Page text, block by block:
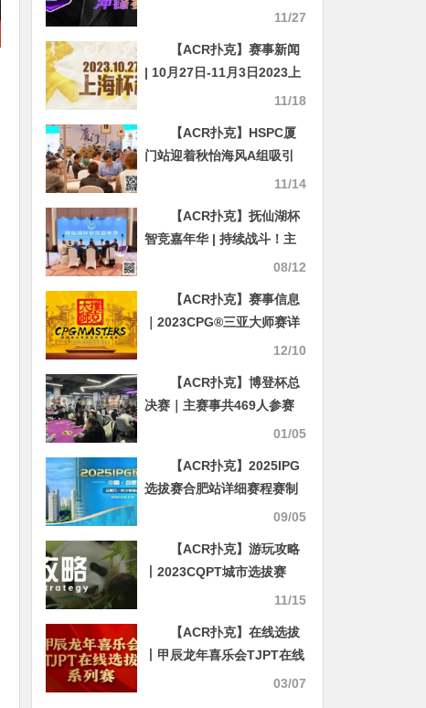
11/27
【ACR扑克】赛事新闻
| 10月27日-11月3日2023上
海杯SHPC®秋季系列赛赛程
11/18
【ACR扑克】HSPC厦
门站迎着秋怡海风A组吸引
180人参赛50人晋级，沈东
11/14
【ACR扑克】抚仙湖杯
智竞嘉年华 | 持续战斗！主
赛第一轮B组61人参战，蔡
08/12
【ACR扑克】赛事信息
｜2023CPG®三亚大师赛详
12/10
【ACR扑克】博登杯总
决赛｜主赛事共469人参赛
107人晋级 卓国栋/周兆祥领
01/05
【ACR扑克】2025IPG
选拔赛合肥站详细赛程赛制
及参赛须知发布（更新版）
09/05
【ACR扑克】游玩攻略
丨2023CQPT城市选拔赛
【成都站】赛事酒店介绍及
11/15
【ACR扑克】在线选拔
丨甲辰龙年喜乐会TJPT在线
选拔系列赛剩余赛事将于3月
03/07